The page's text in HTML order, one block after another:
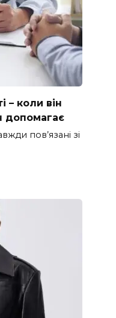
– коли він
допомагає
пов’язані зі